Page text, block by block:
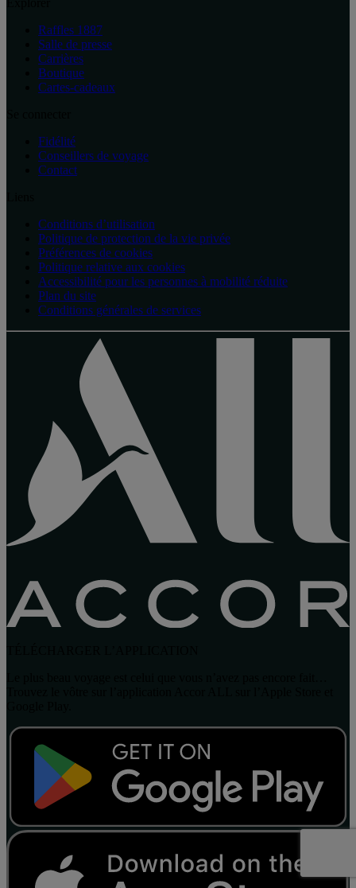
Raffles 1887
Salle de presse
Carrières
Boutique
Cartes-cadeaux
Fidélité
Conseillers de voyage
Contact
Conditions d’utilisation
Politique de protection de la vie privée
Préférences de cookies
Politique relative aux cookies
Accessibilité pour les personnes à mobilité réduite
Plan du site
Conditions générales de services